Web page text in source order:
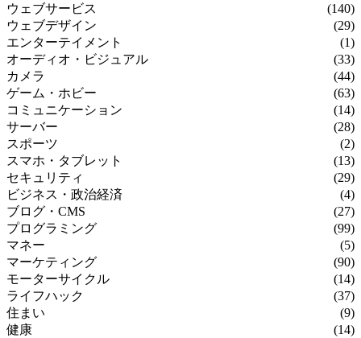
ウェブサービス
(140)
ウェブデザイン
(29)
エンターテイメント
(1)
オーディオ・ビジュアル
(33)
カメラ
(44)
ゲーム・ホビー
(63)
コミュニケーション
(14)
サーバー
(28)
スポーツ
(2)
スマホ・タブレット
(13)
セキュリティ
(29)
ビジネス・政治経済
(4)
ブログ・CMS
(27)
プログラミング
(99)
マネー
(5)
マーケティング
(90)
モーターサイクル
(14)
ライフハック
(37)
住まい
(9)
健康
(14)